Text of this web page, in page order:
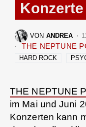
VON ANDREA
THE NEPTUNE
HARD ROCK
THE NEPTUNE
im Mai und Juni
Konzerten kann